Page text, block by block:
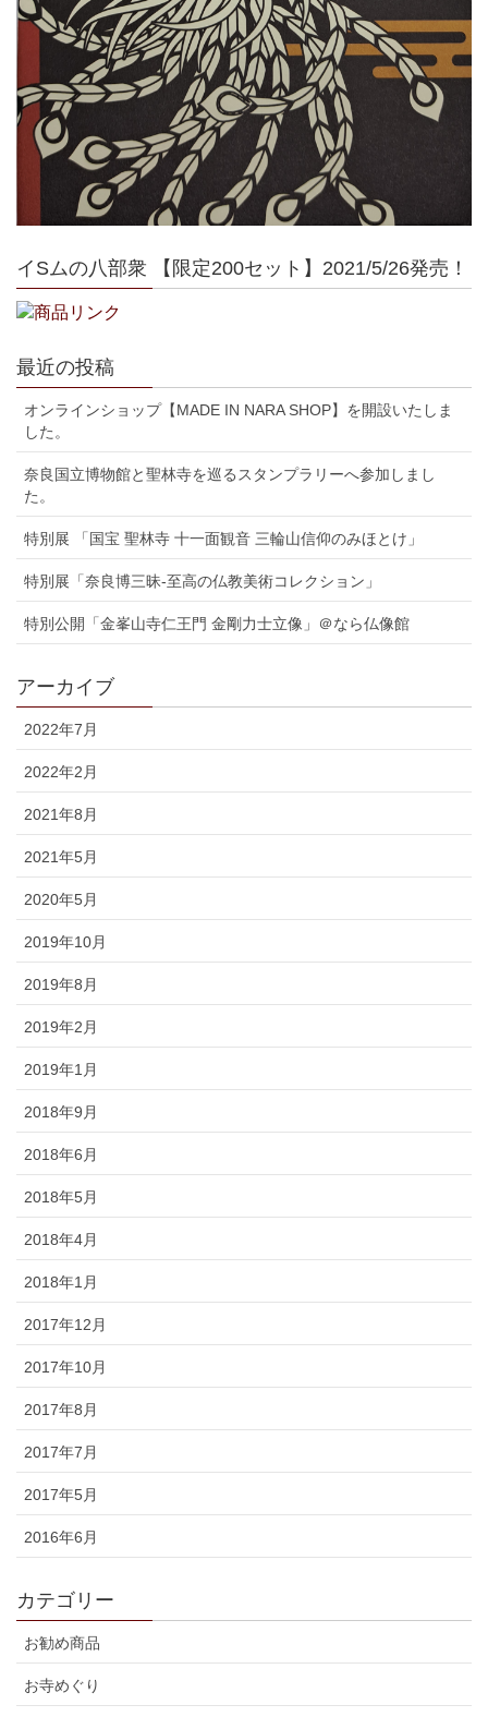
イSムの八部衆 【限定200セット】2021/5/26発売！
最近の投稿
オンラインショップ【MADE IN NARA SHOP】を開設いたしま
した。
奈良国立博物館と聖林寺を巡るスタンプラリーへ参加しまし
た。
特別展 「国宝 聖林寺 十一面観音 三輪山信仰のみほとけ」
特別展「奈良博三昧-至高の仏教美術コレクション」
特別公開「金峯山寺仁王門 金剛力士立像」＠なら仏像館
アーカイブ
2022年7月
2022年2月
2021年8月
2021年5月
2020年5月
2019年10月
2019年8月
2019年2月
2019年1月
2018年9月
2018年6月
2018年5月
2018年4月
2018年1月
2017年12月
2017年10月
2017年8月
2017年7月
2017年5月
2016年6月
カテゴリー
お勧め商品
お寺めぐり